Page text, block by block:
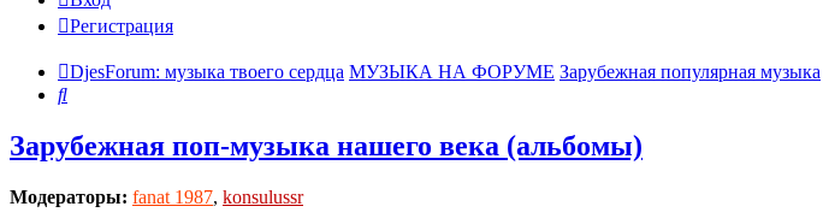
Регистрация
DjesForum: музыка твоего сердца МУЗЫКА НА ФОРУМЕ Зарубежная популярная музыка
Поиск
Зарубежная поп-музыка нашего века (альбомы)
Модераторы: fanat 1987, konsulussr